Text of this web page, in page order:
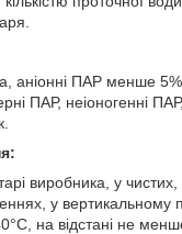
аніонні ПАР менше
ПАР, неіоногенні
тарі виробника, у
у вертикальному
на відстані не